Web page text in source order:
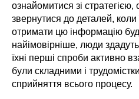
ознайомитися зі стратегією,
звернутися до деталей,
отримати цю інформацію
найімовірніше, люди
їхні перші спроби активно
були складними і
сприйняття всього процесу.